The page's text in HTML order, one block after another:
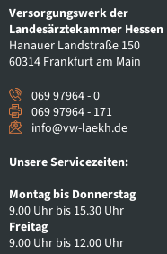
Versorgungswerk der
Landesärztekammer Hessen
Hanauer Landstraße 150
60314 Frankfurt am Main
069 97964 - 0
069 97964 - 171
info@vw-laekh.de
Unsere Servicezeiten:
Montag bis Donnerstag
9.00 Uhr bis 15.30 Uhr
Freitag
9.00 Uhr bis 12.00 Uhr